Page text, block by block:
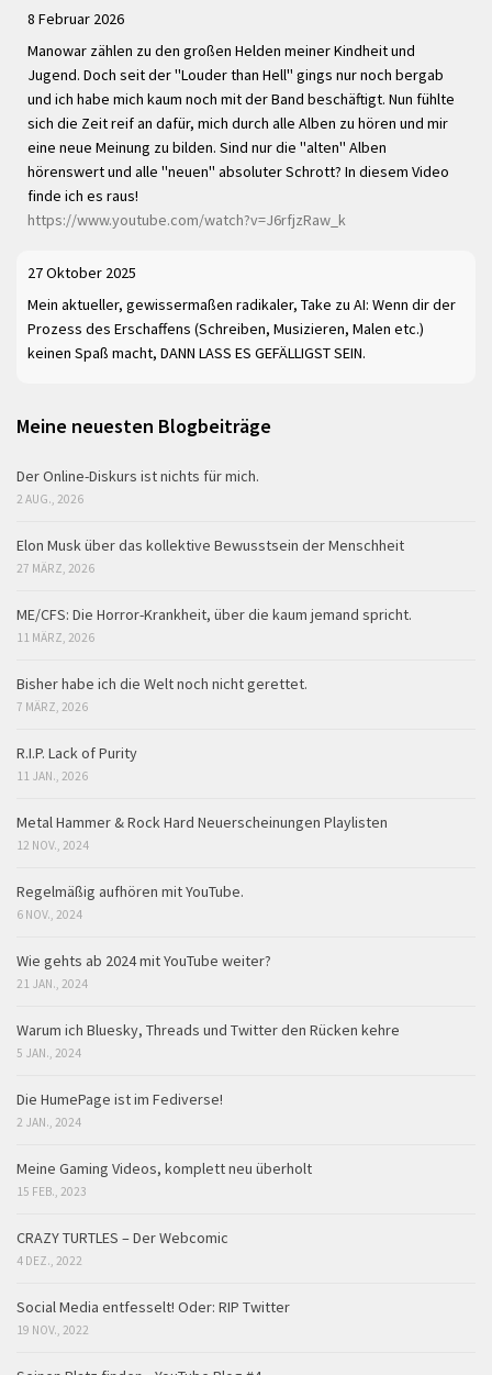
8 Februar 2026
Manowar zählen zu den großen Helden meiner Kindheit und
Jugend. Doch seit der "Louder than Hell" gings nur noch bergab
und ich habe mich kaum noch mit der Band beschäftigt. Nun fühlte
sich die Zeit reif an dafür, mich durch alle Alben zu hören und mir
eine neue Meinung zu bilden. Sind nur die "alten" Alben
hörenswert und alle "neuen" absoluter Schrott? In diesem Video
finde ich es raus!
https://www.youtube.com/watch?v=J6rfjzRaw_k
27 Oktober 2025
Mein aktueller, gewissermaßen radikaler, Take zu AI: Wenn dir der
Prozess des Erschaffens (Schreiben, Musizieren, Malen etc.)
keinen Spaß macht, DANN LASS ES GEFÄLLIGST SEIN.
Meine neuesten Blogbeiträge
Der Online-Diskurs ist nichts für mich.
2 AUG., 2026
Elon Musk über das kollektive Bewusstsein der Menschheit
27 MÄRZ, 2026
ME/CFS: Die Horror-Krankheit, über die kaum jemand spricht.
11 MÄRZ, 2026
Bisher habe ich die Welt noch nicht gerettet.
7 MÄRZ, 2026
R.I.P. Lack of Purity
11 JAN., 2026
Metal Hammer & Rock Hard Neuerscheinungen Playlisten
12 NOV., 2024
Regelmäßig aufhören mit YouTube.
6 NOV., 2024
Wie gehts ab 2024 mit YouTube weiter?
21 JAN., 2024
Warum ich Bluesky, Threads und Twitter den Rücken kehre
5 JAN., 2024
Die HumePage ist im Fediverse!
2 JAN., 2024
Meine Gaming Videos, komplett neu überholt
15 FEB., 2023
CRAZY TURTLES – Der Webcomic
4 DEZ., 2022
Social Media entfesselt! Oder: RIP Twitter
19 NOV., 2022